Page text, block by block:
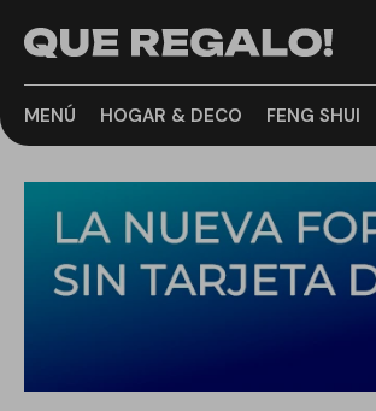
MENÚ HOGAR & DECO FENG SHUI